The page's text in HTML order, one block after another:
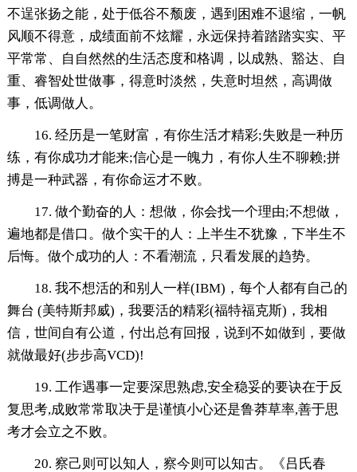
不逞张扬之能，处于低谷不颓废，遇到困难不退缩，一帆
风顺不得意，成绩面前不炫耀，永远保持着踏踏实实、平
平常常、自自然然的生活态度和格调，以成熟、豁达、自
重、睿智处世做事，得意时淡然，失意时坦然，高调做
事，低调做人。
16. 经历是一笔财富，有你生活才精彩;失败是一种历
练，有你成功才能来;信心是一魄力，有你人生不聊赖;拼
搏是一种武器，有你命运才不败。
17. 做个勤奋的人：想做，你会找一个理由;不想做，
遍地都是借口。做个实干的人：上半生不犹豫，下半生不
后悔。做个成功的人：不看潮流，只看发展的趋势。
18. 我不想活的和别人一样(IBM)，每个人都有自己的
舞台 (美特斯邦威)，我要活的精彩(福特福克斯)，我相
信，世间自有公道，付出总有回报，说到不如做到，要做
就做最好(步步高VCD)!
19. 工作遇事一定要深思熟虑,安全稳妥的要诀在于反
复思考,成败常常取决于是谨慎小心还是鲁莽草率,善于思
考才会立之不败。
20. 察己则可以知人，察今则可以知古。《吕氏春